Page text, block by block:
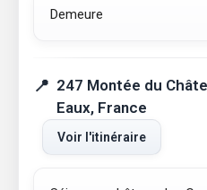
Demeure
247 Montée du
Eaux, France
Voir l'itinéraire